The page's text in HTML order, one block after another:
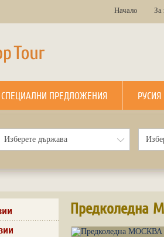
Начало За
СПЕЦИАЛНИ ПРЕДЛОЖЕНИЯ РУСИЯ
Предколедна